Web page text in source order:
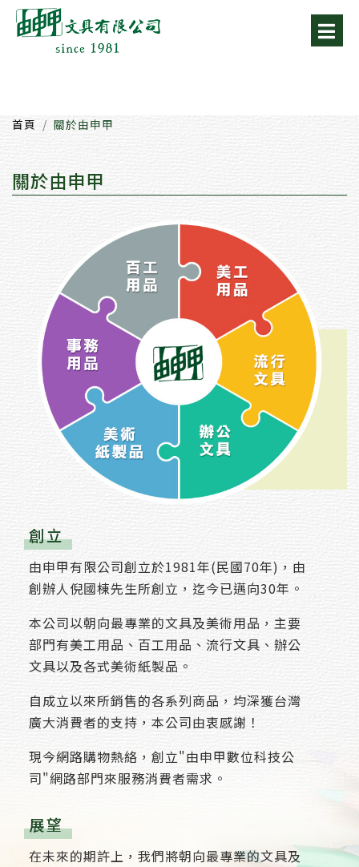
首頁 關於由申甲
關於由申甲
創立
由申甲有限公司創立於1981年(民國70年)，由
創辦人倪國棟先生所創立，迄今已邁向30年。
本公司以朝向最專業的文具及美術用品，主要
部門有美工用品、百工用品、流行文具、辦公
文具以及各式美術紙製品。
自成立以來所銷售的各系列商品，均深獲台灣
廣大消費者的支持，本公司由衷感謝！
現今網路購物熱絡，創立"由申甲數位科技公
司"網路部門來服務消費者需求。
展望
在未來的期許上，我們將朝向最專業的文具及